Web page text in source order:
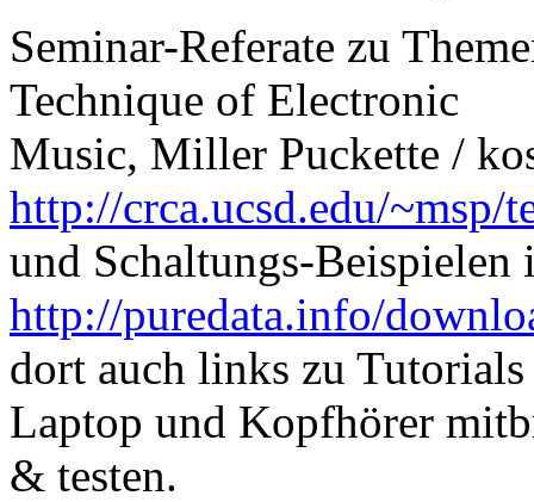
Seminar-Referate zu
Technique of Electronic
Music, Miller Puckette /
http://crca.ucsd.edu/~msp/
und Schaltungs-Beispielen
http://puredata.info/
dort auch links zu
Laptop und Kopfhörer
& testen.